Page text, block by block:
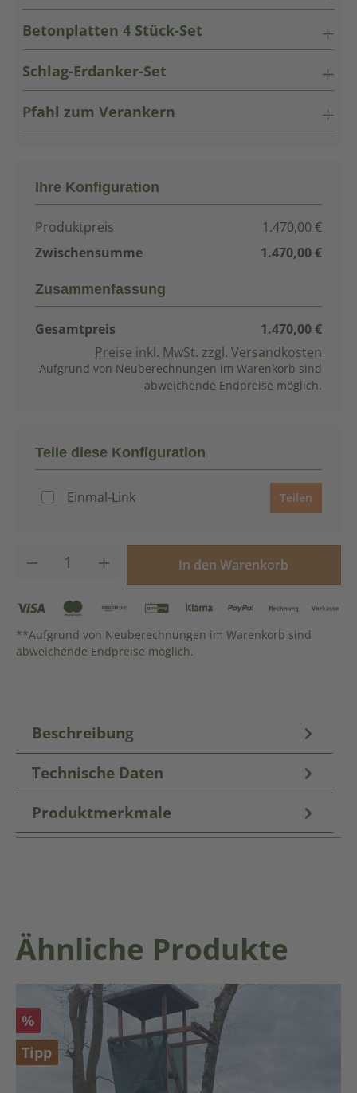
Betonplatten 4 Stück-Set
Schlag-Erdanker-Set
Pfahl zum Verankern
Ihre Konfiguration
Produktpreis
1.470,00 €
Zwischensumme
1.470,00 €
Zusammenfassung
Gesamtpreis
1.470,00 €
Preise inkl. MwSt. zzgl. Versandkosten
Aufgrund von Neuberechnungen im Warenkorb sind
abweichende Endpreise möglich.
Teile diese Konfiguration
Einmal-Link Teilen
Produkt Anzahl: Gib den gewünschten
In den Warenkorb
**Aufgrund von Neuberechnungen im Warenkorb sind
abweichende Endpreise möglich.
Beschreibung
Technische Daten
Produktmerkmale
Produktgalerie überspringen
Ähnliche Produkte
Rabatt
%
Tipp